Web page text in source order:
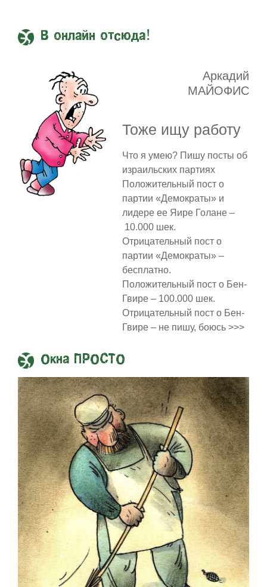
В онлайн отсюда!
Аркадий
МАЙОФИС
Тоже ищу работу
Что я умею? Пишу посты об
израильских партиях
Положительный пост о
партии «Демократы» и
лидере ее Яире Голане –
10.000 шек.
Отрицательный пост о
партии «Демократы» –
бесплатно.
Положительный пост о Бен-
Гвире – 100.000 шек.
Отрицательный пост о Бен-
Гвире – не пишу, боюсь >>>
Окна ПРОСТО